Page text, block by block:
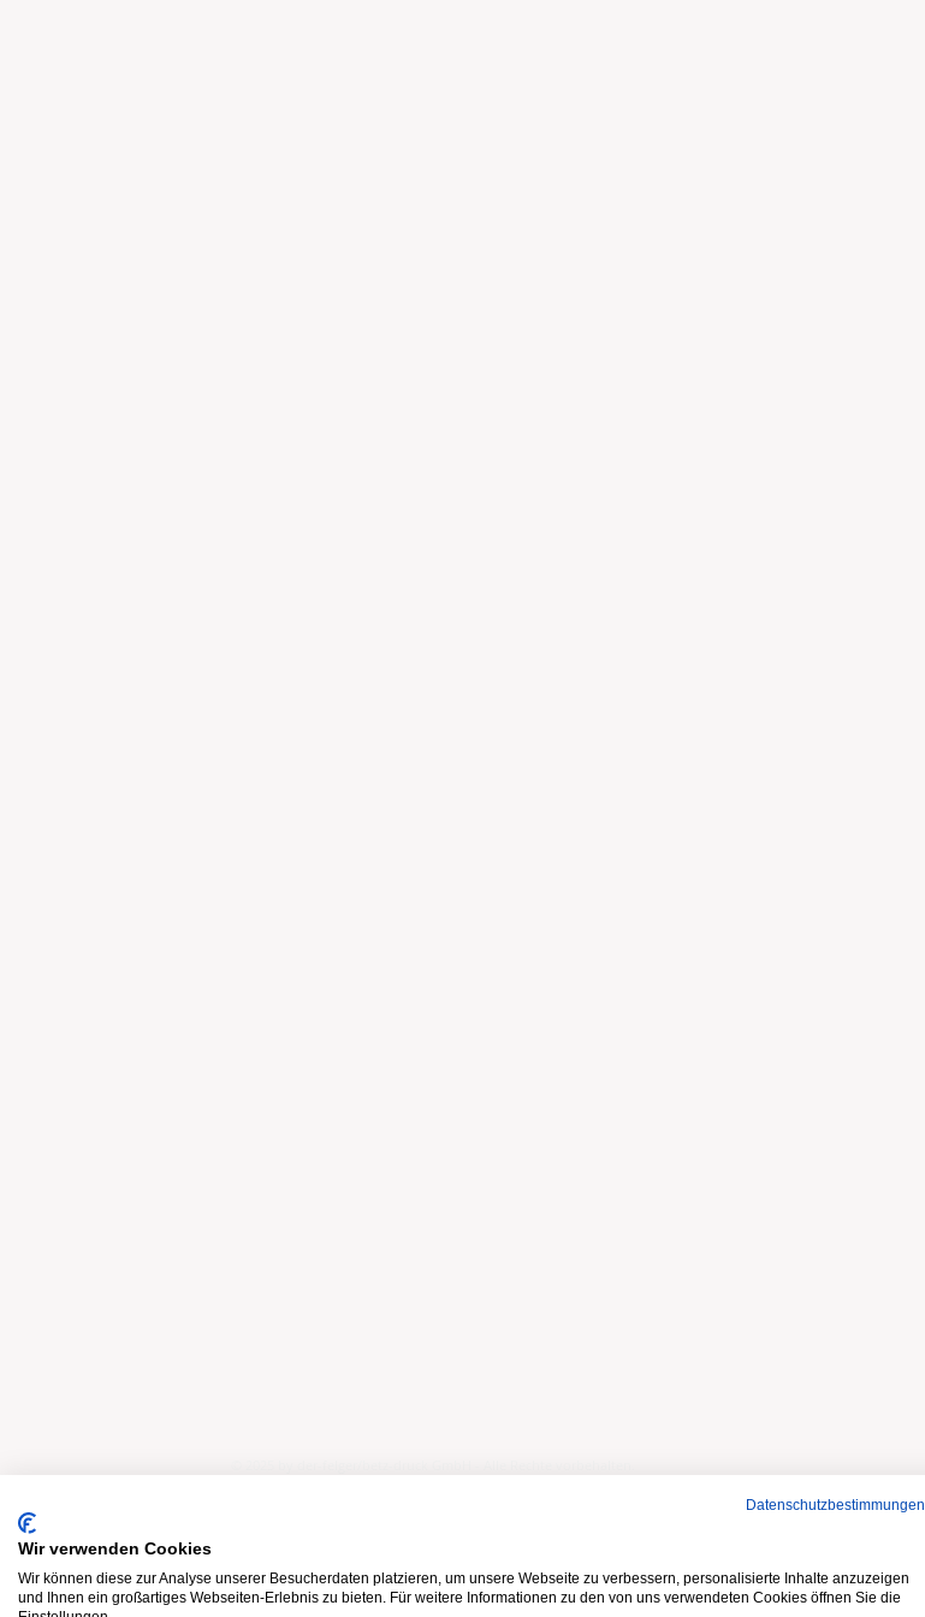
Datenschutzbestimmungen
Wir verwenden Cookies
Wir können diese zur Analyse unserer Besucherdaten platzieren, um unsere Webseite zu verbessern, personalisierte Inhalte anzuzeigen
und Ihnen ein großartiges Webseiten-Erlebnis zu bieten. Für weitere Informationen zu den von uns verwendeten Cookies öffnen Sie die